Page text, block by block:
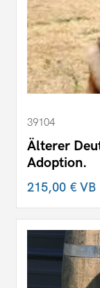
39104
Älterer
Adoption.
215,00 €VB